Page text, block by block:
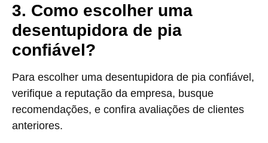
3. Como escolher uma
desentupidora de pia
confiável?
Para escolher uma desentupidora de pia confiável,
verifique a reputação da empresa, busque
recomendações, e confira avaliações de clientes
anteriores.